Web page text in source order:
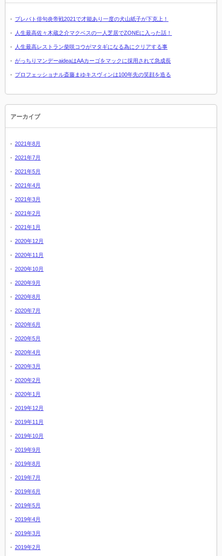
プレバト俳句炎帝戦2021で才能あり一度の犬山紙子が下克上！
人生最高佐々木蔵之介マクベスの一人芝居でZONEに入った話！
人生最高レストラン柴咲コウがマタギになる為にクリアする事
がっちりマンデーaideaはAAカーゴをマックに採用されて急成長
プロフェッショナル斎藤まゆキスヴィンは100年先の笑顔を造る
アーカイブ
2021年8月
2021年7月
2021年5月
2021年4月
2021年3月
2021年2月
2021年1月
2020年12月
2020年11月
2020年10月
2020年9月
2020年8月
2020年7月
2020年6月
2020年5月
2020年4月
2020年3月
2020年2月
2020年1月
2019年12月
2019年11月
2019年10月
2019年9月
2019年8月
2019年7月
2019年6月
2019年5月
2019年4月
2019年3月
2019年2月